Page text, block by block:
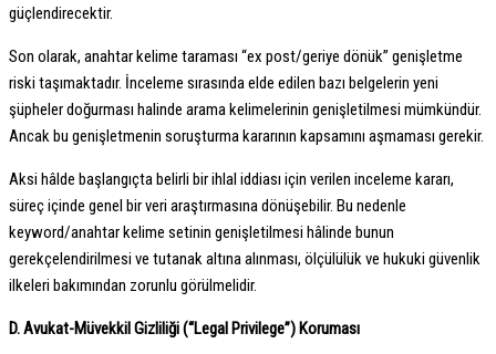
güçlendirecektir.
Son olarak, anahtar kelime taraması “ex post/geriye dönük” genişletme
riski taşımaktadır. İnceleme sırasında elde edilen bazı belgelerin yeni
şüpheler doğurması halinde arama kelimelerinin genişletilmesi mümkündür.
Ancak bu genişletmenin soruşturma kararının kapsamını aşmaması gerekir.
Aksi hâlde başlangıçta belirli bir ihlal iddiası için verilen inceleme kararı,
süreç içinde genel bir veri araştırmasına dönüşebilir. Bu nedenle
keyword/anahtar kelime setinin genişletilmesi hâlinde bunun
gerekçelendirilmesi ve tutanak altına alınması, ölçülülük ve hukuki güvenlik
ilkeleri bakımından zorunlu görülmelidir.
D. Avukat-Müvekkil Gizliliği (“Legal Privilege”) Koruması